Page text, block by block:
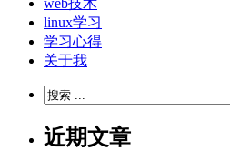
web技术
linux学习
学习心得
关于我
近期文章